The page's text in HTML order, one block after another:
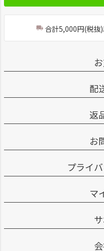
合計5,000円(税抜
配
返
お
プライ
マ